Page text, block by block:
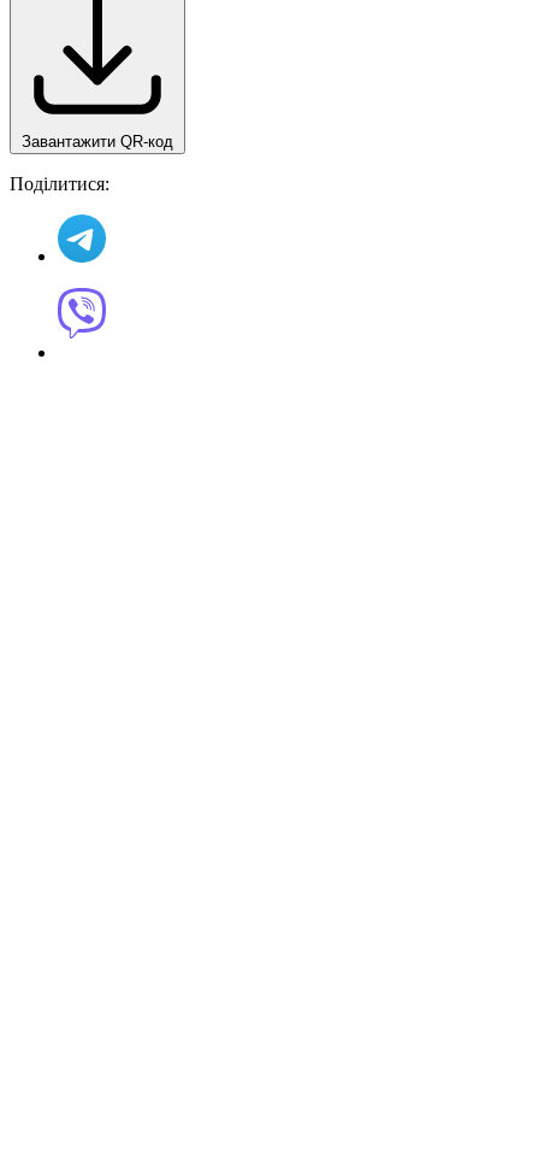
Завантажити QR-код
Поділитися: